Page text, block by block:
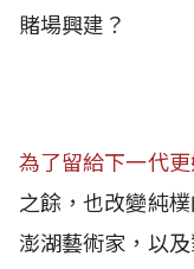
賭場興建？
為了留給下一代
之餘，也改變純
澎湖藝術家，以